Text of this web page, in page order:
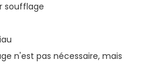
soufflage
n'est pas nécessaire, mais